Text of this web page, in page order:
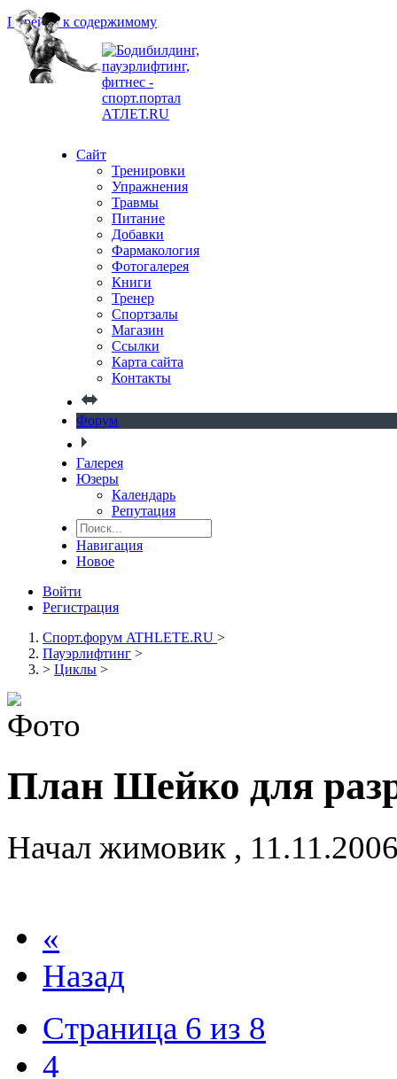
Перейти к содержимому
Сайт
Тренировки
Упражнения
Травмы
Питание
Добавки
Фармакология
Фотогалерея
Книги
Тренер
Спортзалы
Магазин
Ссылки
Карта сайта
Контакты
Форум
Галерея
Юзеры
Календарь
Репутация
Навигация
Новое
Войти
Регистрация
Спорт.форум ATHLETE.RU >
Пауэрлифтинг >
> Циклы >
План Шейко для
Начал жимовик ,
«
Назад
Страница 6 из 8
4